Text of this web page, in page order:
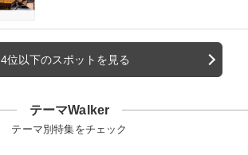
4位以下のスポットを見る
テーマWalker
テーマ別特集をチェック